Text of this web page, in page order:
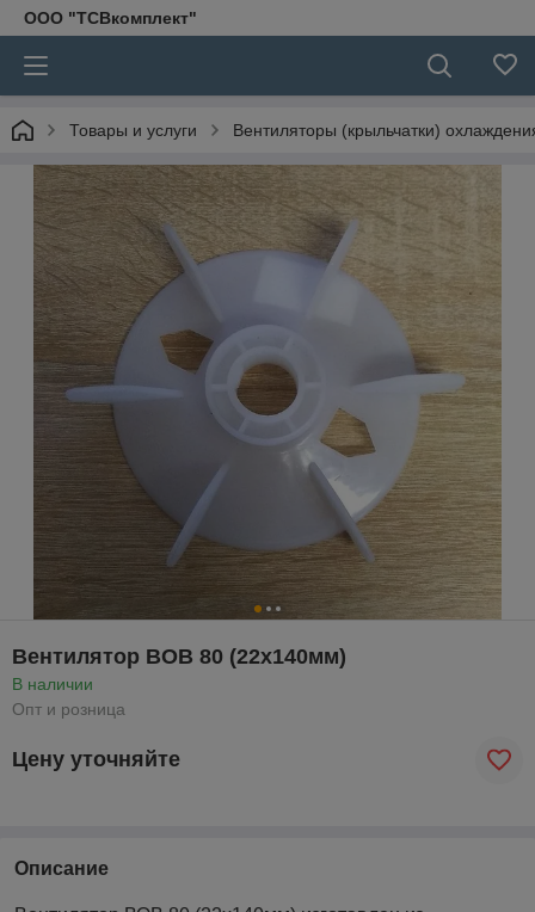
ООО "ТСВкомплект"
Товары и услуги Вентиляторы (крыльчатки)
Вентилятор ВОВ 80 (22х140мм)
В наличии
Опт и розница
Цену уточняйте
Описание